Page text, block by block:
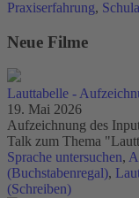
Praxiserfahrung,
Neue Filme
Lauttabelle -
19. Mai 2026
Aufzeichnung des
Talk zum Thema
Sprache untersuchen,
(Buchstabenregal),
(Schreiben)